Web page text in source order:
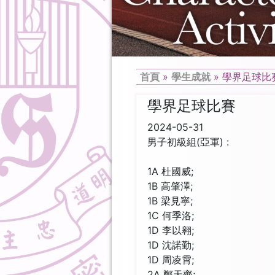
首頁 » 學生成就 » 學界足球比
學界足球比賽
2024-05-31
男子初級組(亞軍) :
1A 杜國威;
1B 高肇澤;
1B 梁見寧;
1C 何季洛;
1D 李以翱;
1D 沈諾勤;
1D 周凌霄;